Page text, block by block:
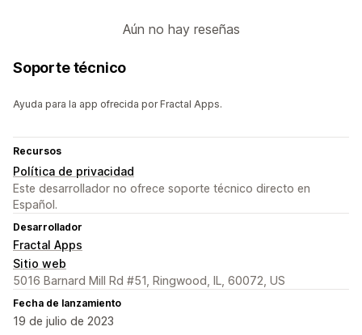
Aún no hay reseñas
Soporte técnico
Ayuda para la app ofrecida por Fractal Apps.
Recursos
Política de privacidad
Este desarrollador no ofrece soporte técnico directo en
Español.
Desarrollador
Fractal Apps
Sitio web
5016 Barnard Mill Rd #51, Ringwood, IL, 60072, US
Fecha de lanzamiento
19 de julio de 2023